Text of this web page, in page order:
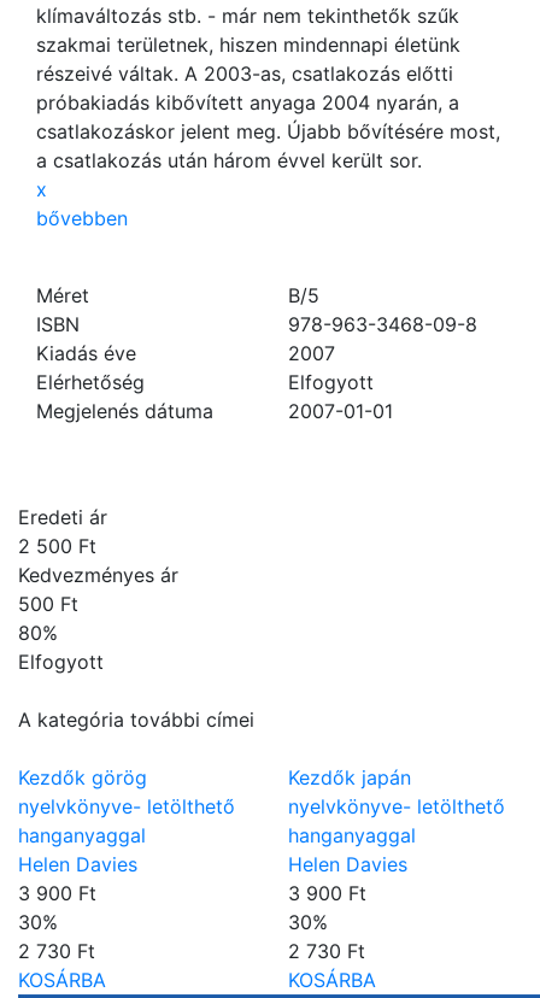
klímaváltozás stb. - már nem tekinthetők szűk
szakmai területnek, hiszen mindennapi életünk
részeivé váltak. A 2003-as, csatlakozás előtti
próbakiadás kibővített anyaga 2004 nyarán, a
csatlakozáskor jelent meg. Újabb bővítésére most,
a csatlakozás után három évvel került sor.
x
bővebben
Eredeti ár
2 500 Ft
Kedvezményes ár
500 Ft
80%
Elfogyott
Méret
B/5
ISBN
978-963-3468-09-8
Kiadás éve
2007
Elérhetőség
Elfogyott
Megjelenés dátuma
2007-01-01
A kategória további címei
Kezdők görög
nyelvkönyve- letölthető
hanganyaggal
Helen Davies
3 900 Ft
30%
2 730 Ft
KOSÁRBA
Kezdők japán
nyelvkönyve- letölthető
hanganyaggal
Helen Davies
3 900 Ft
30%
2 730 Ft
KOSÁRBA